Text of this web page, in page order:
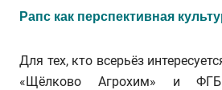
Рапс как перспективная
Для тех, кто всерьёз
«Щёлково Агрохим» и